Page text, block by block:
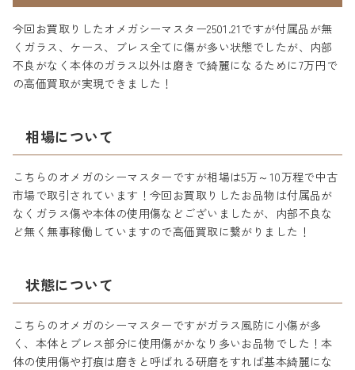
今回お買取りしたオメガシーマスター2501.21ですが付属品が無
くガラス、ケース、ブレス全てに傷が多い状態でしたが、内部
不良がなく本体のガラス以外は磨きで綺麗になるために7万円で
の高価買取が実現できました！
相場について
こちらのオメガのシーマスターですが相場は5万～10万程で中古
市場で取引されています！今回お買取りしたお品物は付属品が
なくガラス傷や本体の使用傷などございましたが、内部不良な
ど無く無事稼働していますので高価買取に繋がりました！
状態について
こちらのオメガのシーマスターですがガラス風防に小傷が多
く、本体とブレス部分に使用傷がかなり多いお品物でした！本
体の使用傷や打痕は磨きと呼ばれる研磨をすれば基本綺麗にな